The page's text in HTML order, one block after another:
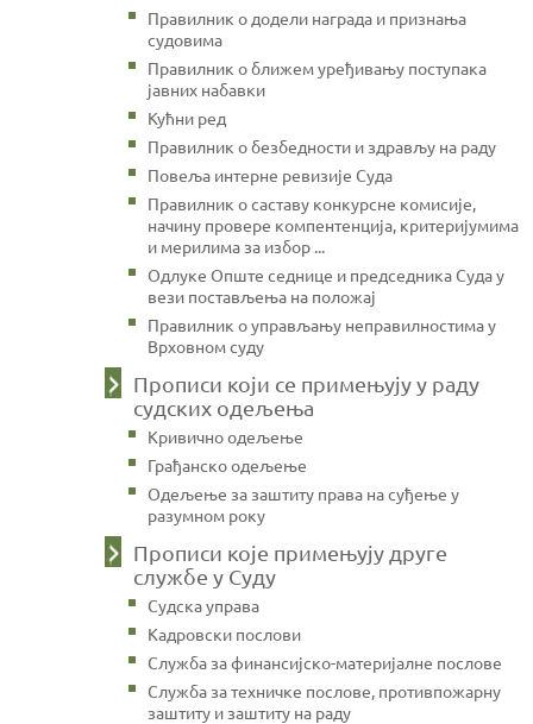
Правилник о додели награда и признања
судовима
Правилник о ближем уређивању поступака
јавних набавки
Кућни ред
Правилник о безбедности и здрављу на раду
Повеља интерне ревизије Суда
Правилник о саставу конкурсне комисије,
начину провере компентенција, критеријумима
и мерилима за избор ...
Одлуке Опште седнице и председника Суда у
вези постављења на положај
Правилник о управљању неправилностима у
Врховном суду
Прописи који се примењују у раду
судских одељења
Кривично одељење
Грађанско одељење
Одељење за заштиту права на суђење у
разумном року
Прописи које примењују друге
службе у Суду
Судска управа
Кадровски послови
Служба за финансијско-материјалне послове
Служба за техничке послове, противпожарну
заштиту и заштиту на раду